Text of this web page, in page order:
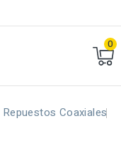
0
Repuestos Coaxiales